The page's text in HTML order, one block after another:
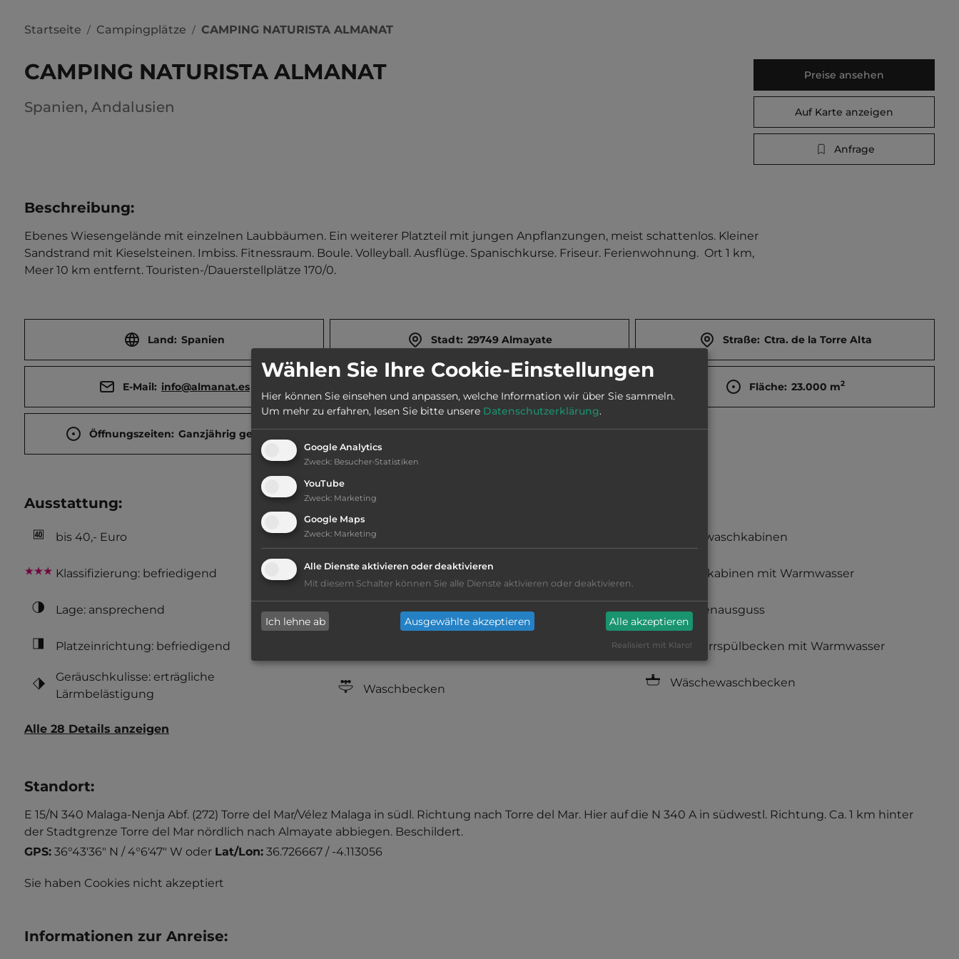
Startseite / Campingplätze / CAMPING NATURISTA ALMANAT
CAMPING NATURISTA ALMANAT
Spanien, Andalusien
Preise ansehen
Auf Karte anzeigen
Anfrage
Beschreibung:
Ebenes Wiesengelände mit einzelnen Laubbäumen. Ein weiterer Platzteil mit jungen Anpflanzungen, meist schattenlos. Kleiner
Sandstrand mit Kieselsteinen. Imbiss. Fitnessraum. Boule. Volleyball. Ausflüge. Spanischkurse. Friseur. Ferienwohnung.  Ort 1 km,
Meer 10 km entfernt. Touristen-/Dauerstellplätze 170/0.
Land: Spanien Stadt: 29749 Almayate Straße: Ctra. de la Torre Alta
E-Mail: info@almanat.es Fläche: 23.000 m2
Öffnungszeiten: Ganzjährig geöffnet Telefon: 0034 952 556462
Ausstattung:
bis 40,- Euro
Klassifizierung: befriedigend
Lage: ansprechend
Platzeinrichtung: befriedigend
Geräuschkulisse: erträgliche
Lärmbelästigung
Hygiene: befriedigend
Service: befriedigend, einige
Annehmlichkeiten fehlen
Schattendächer
Waschbecken
Einzelwaschkabinen
Duschkabinen mit Warmwasser
Fäkalienausguss
Geschirrspülbecken mit Warmwasser
Wäschewaschbecken
Alle 28 Details anzeigen
Standort:
E 15/N 340 Malaga-Nenja Abf. (272) Torre del Mar/Vélez Malaga in südl. Richtung nach Torre del Mar. Hier auf die N 340 A in südwestl. Richtung. Ca. 1 km hinter
der Stadtgrenze Torre del Mar nördlich nach Almayate abbiegen. Beschildert.
GPS: 36°43'36" N / 4°6'47" W oder Lat/Lon: 36.726667 / -4.113056
Sie haben Cookies nicht akzeptiert
Informationen zur Anreise:
Wählen Sie Ihre Cookie-Einstellungen
Hier können Sie einsehen und anpassen, welche Information wir über Sie sammeln.
Um mehr zu erfahren, lesen Sie bitte unsere Datenschutzerklärung.
Google Analytics
Zweck: Besucher-Statistiken
YouTube
Zweck: Marketing
Google Maps
Zweck: Marketing
Alle Dienste aktivieren oder deaktivieren
Mit diesem Schalter können Sie alle Dienste aktivieren oder deaktivieren.
Ich lehne ab Ausgewählte akzeptieren Alle akzeptieren
Realisiert mit Klaro!